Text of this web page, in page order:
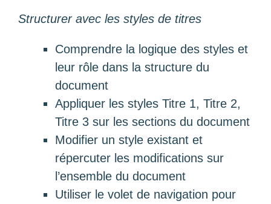
Structurer avec les styles de titres
Comprendre la logique des styles et
leur rôle dans la structure du
document
Appliquer les styles Titre 1, Titre 2,
Titre 3 sur les sections du document
Modifier un style existant et
répercuter les modifications sur
l’ensemble du document
Utiliser le volet de navigation pour